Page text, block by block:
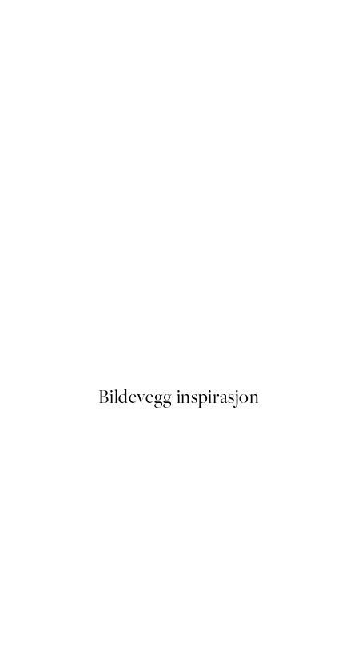
Bildevegg inspirasjon